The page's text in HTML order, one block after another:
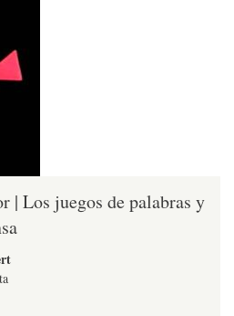
| Los juegos de palabras y